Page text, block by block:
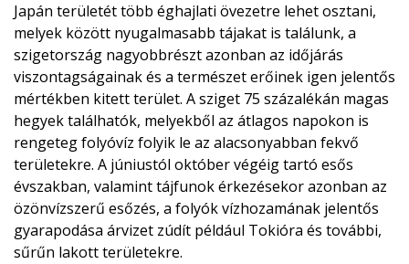
Japán területét több éghajlati övezetre lehet osztani,
melyek között nyugalmasabb tájakat is találunk, a
szigetország nagyobbrészt azonban az időjárás
viszontagságainak és a természet erőinek igen jelentős
mértékben kitett terület. A sziget 75 százalékán magas
hegyek találhatók, melyekből az átlagos napokon is
rengeteg folyóvíz folyik le az alacsonyabban fekvő
területekre. A júniustól október végéig tartó esős
évszakban, valamint tájfunok érkezésekor azonban az
özönvízszerű esőzés, a folyók vízhozamának jelentős
gyarapodása árvizet zúdít például Tokióra és további,
sűrűn lakott területekre.